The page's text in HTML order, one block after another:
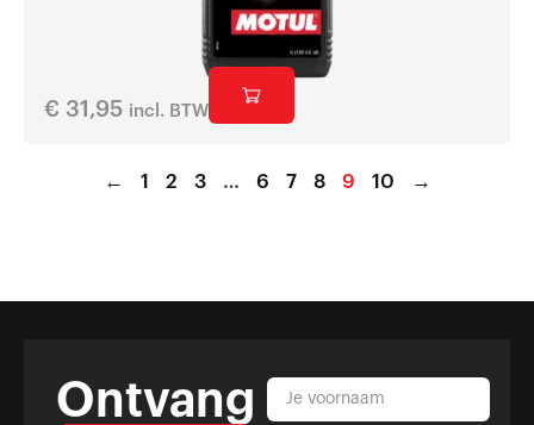
€ 31,95 incl. BTW
← 1 2 3 … 6 7 8 9 10 →
Ontvang